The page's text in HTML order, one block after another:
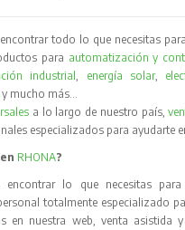
todo lo que necesitas
para automatización y
industrial energía solar,
y mucho más…
a lo largo de nuestro país,
especializados para ayudarte
RHONA?
encontrar lo que necesitas
totalmente especializado
en nuestra web, venta asistida y